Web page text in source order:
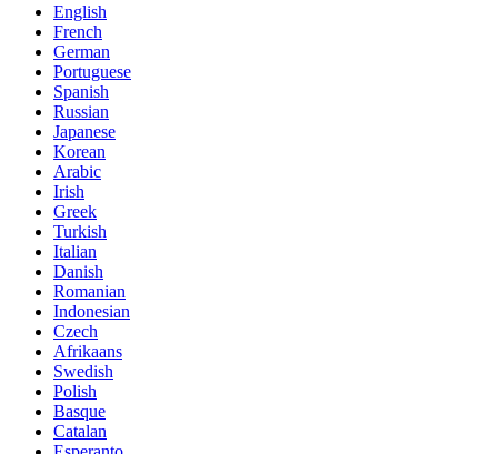
English
French
German
Portuguese
Spanish
Russian
Japanese
Korean
Arabic
Irish
Greek
Turkish
Italian
Danish
Romanian
Indonesian
Czech
Afrikaans
Swedish
Polish
Basque
Catalan